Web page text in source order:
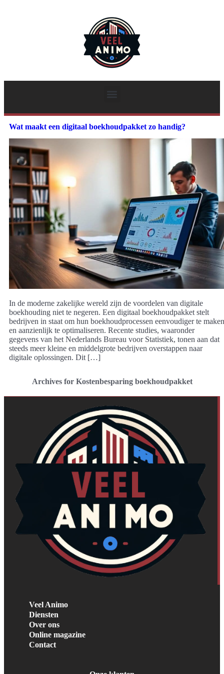
Wat maakt een digitaal boekhoudpakket zo handig?
In de moderne zakelijke wereld zijn de voordelen van digitale
boekhouding niet te negeren. Een digitaal boekhoudpakket stelt
bedrijven in staat om hun boekhoudprocessen eenvoudiger te maken
en aanzienlijk te optimaliseren. Recente studies, waaronder
gegevens van het Nederlands Bureau voor Statistiek, tonen aan dat
steeds meer kleine en middelgrote bedrijven overstappen naar
digitale oplossingen. Dit […]
Archives for Kostenbesparing boekhoudpakket
Veel Animo
Diensten
Over ons
Online magazine
Contact